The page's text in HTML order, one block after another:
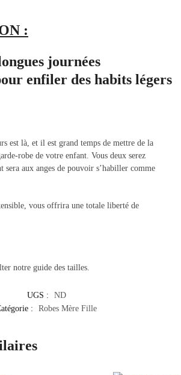
:
journées
enfiler des habits légers
est là, et il est grand temps de mettre de la
robe de votre enfant. Vous deux serez
sera aux anges de pouvoir s’habiller comme
vous offrira une totale liberté de
notre guide des tailles.
UGS :
ND
:
Robes Mère Fille